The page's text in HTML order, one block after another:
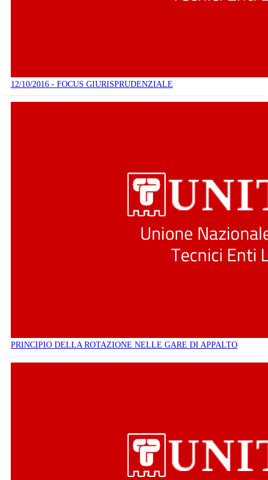
12/10/2016 - FOCUS GIURISPRUDENZIALE
PRINCIPIO DELLA ROTAZIONE NELLE GARE DI APPALTO